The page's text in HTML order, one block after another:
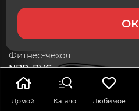
Домой Каталог Любимое
пластик
Фитнес-чехол
NBR, PVC
ОК